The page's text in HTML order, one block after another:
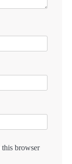
this browser